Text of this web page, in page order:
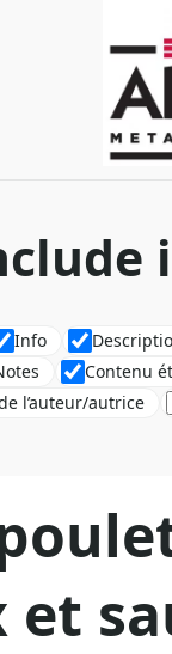
Info
Contenu
l’auteur/autrice